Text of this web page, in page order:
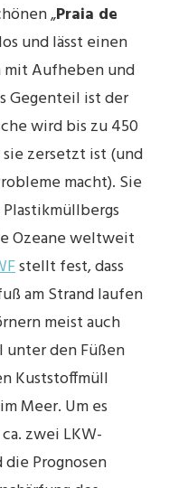
„Praia de
und lässt einen
mit Aufheben und
Gegenteil ist der
wird bis zu 450
zersetzt ist (und
macht). Sie
Ozeane weltweit
stellt fest, dass
am Strand laufen
meist auch
den Füßen
Kuststoffmüll
Meer. Um es
zwei LKW-
Prognosen